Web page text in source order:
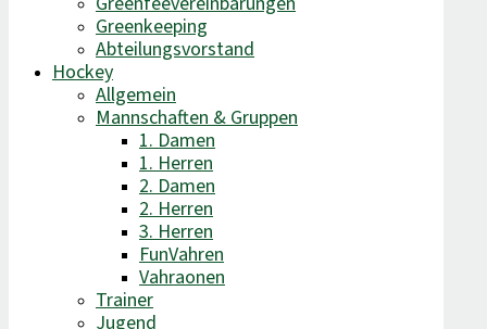
Greenkeeping
Abteilungsvorstand
Hockey
Allgemein
Mannschaften & Gruppen
1. Damen
1. Herren
2. Damen
2. Herren
3. Herren
FunVahren​
Vahraonen
Trainer
Jugend